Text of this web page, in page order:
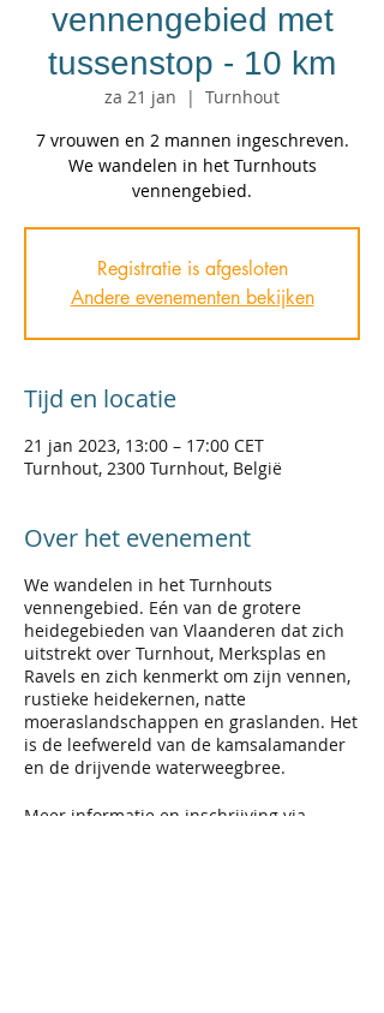
vennengebied met
tussenstop - 10 km
za 21 jan
  |
Turnhout
7 vrouwen en 2 mannen ingeschreven.
We wandelen in het Turnhouts
vennengebied.
Registratie is afgesloten
Andere evenementen bekijken
Tijd en locatie
21 jan 2023, 13:00 – 17:00 CET
Turnhout, 2300 Turnhout, België
Over het evenement
We wandelen in het Turnhouts
vennengebied. Eén van de grotere
heidegebieden van Vlaanderen dat zich
uitstrekt over Turnhout, Merksplas en
Ravels en zich kenmerkt om zijn vennen,
rustieke heidekernen, natte
moeraslandschappen en graslanden. Het
is de leefwereld van de kamsalamander
en de drijvende waterweegbree.
Meer informatie en inschrijving via